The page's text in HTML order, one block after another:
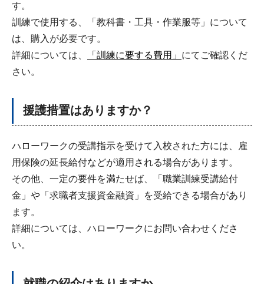
す。
訓練で使用する、「教科書・工具・作業服等」について
は、購入が必要です。
詳細については、
「訓練に要する費用」 にてご確認くだ
さい。
援護措置はありますか？
ハローワークの受講指示を受けて入校された方には、雇
用保険の延長給付などが適用される場合があります。
その他、一定の要件を満たせば、「職業訓練受講給付
金」や「求職者支援資金融資」を受給できる場合があり
ます。
詳細については、ハローワークにお問い合わせくださ
い。